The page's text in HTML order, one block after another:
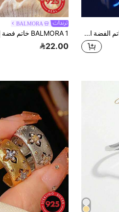
BALMORA زوج من خواتم الفضة الإسترليني 925 عيار الأنيقة الرومانسية على شكل حلقة موبيوس قابلة للتعديل للأزواج، مجوهرات مثالية للعرائس للزفاف والخطوبة والأعياد الزوجية
BALMORA
22.00